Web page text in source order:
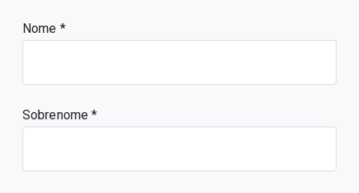
Nome
Sobrenome